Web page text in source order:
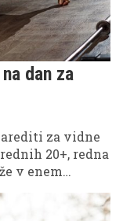
dan za
za vidne
20+, redna
v enem